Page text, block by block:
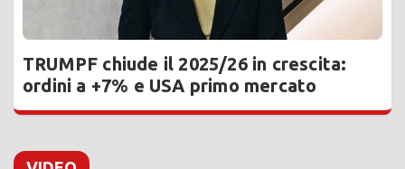
TRUMPF chiude il 2025/26 in crescita:
ordini a +7% e USA primo mercato